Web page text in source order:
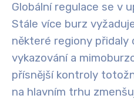
Globální regulace se v
Stále více burz
některé regiony přidaly
vykazování a
přísnější kontroly
na hlavním trhu